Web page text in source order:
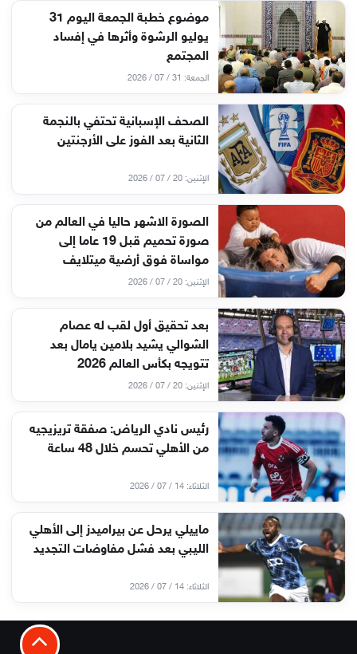
موضوع خطبة الجمعة اليوم 31
يوليو الرشوة وأثرها في إفساد
المجتمع
الجمعة: 31 / 07 / 2026
الصحف الإسبانية تحتفي بالنجمة
الثانية بعد الفوز على الأرجنتين
الإثنين: 20 / 07 / 2026
الصورة الاشهر حاليا في العالم من
صورة تحميم قبل 19 عاما إلى
مواساة فوق أرضية ميتلايف
الإثنين: 20 / 07 / 2026
بعد تحقيق أول لقب له عصام
الشوالي يشيد بلامين يامال بعد
تتويجه بكأس العالم 2026
الإثنين: 20 / 07 / 2026
رئيس نادي الرياض: صفقة تريزيجيه
من الأهلي تحسم خلال 48 ساعة
الثلاثاء: 14 / 07 / 2026
ماييلي يرحل عن بيراميدز إلى الأهلي
الليبي بعد فشل مفاوضات التجديد
الثلاثاء: 14 / 07 / 2026